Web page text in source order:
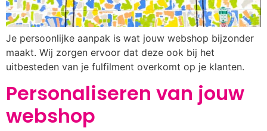
Je persoonlijke aanpak is wat jouw webshop bijzonder
maakt. Wij zorgen ervoor dat deze ook bij het
uitbesteden van je fulfilment overkomt op je klanten.
Personaliseren van jouw
webshop